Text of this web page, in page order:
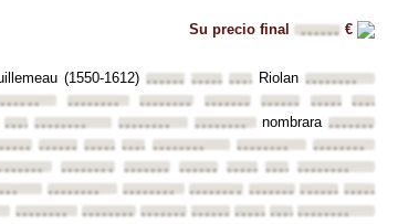
Su precio final •••••• €
(1550-1612) ••••••••••••••••••••••••
Riolan ••••••••
•••••••• •••••••• •••••••• ••••••••••••••••••••••••
•••••••••••••••• •••••••• •••••••• nombrara ••••••••
•••••••••••••••••••••••••••••••• ••••••••
••••••••
•••••••• •••••••• ••••••••••••••••••••••••••••••••
•••••••• •••••••• •••••••• ••••••••••••••••••••••••
•••••••• •••••••• ••••••••••••••••••••••••••••••••••••••••